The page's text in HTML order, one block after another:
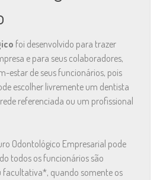
foi desenvolvido para trazer
e para seus colaboradores,
estar de seus funcionários, pois
escolher livremente um dentista
referenciada ou um profissional
Odontológico Empresarial pode
todos os funcionários são
facultativa*, quando somente os